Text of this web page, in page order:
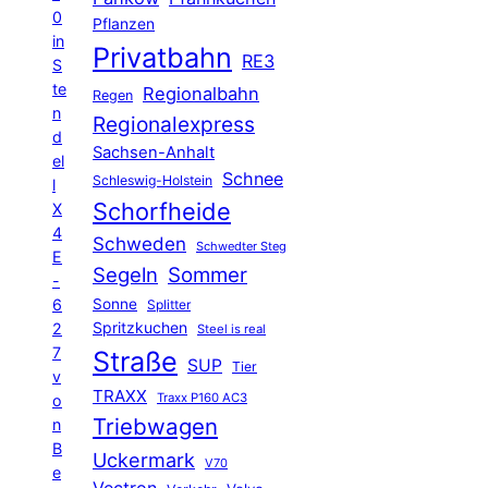
0
in
S
te
n
d
el
l
X
4
E
-
6
2
7
v
o
n
B
e
Pflanzen
Privatbahn RE3
Regen Regionalbahn
Regionalexpress
Sachsen-Anhalt
Schleswig-Holstein Schnee
Schorfheide
Schweden Schwedter Steg
Segeln Sommer
Sonne Splitter
Spritzkuchen Steel is real
Straße SUP Tier
TRAXX Traxx P160 AC3
Triebwagen
Uckermark V70